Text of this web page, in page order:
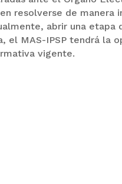
resolverse de manera
abrir una etapa
el MAS-IPSP tendrá la
vigente.